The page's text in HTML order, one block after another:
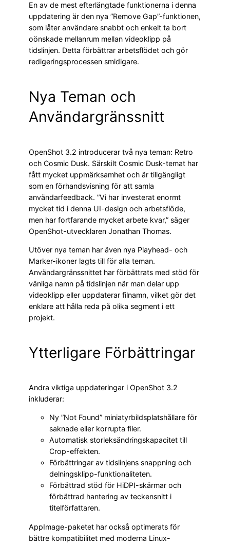
En av de mest efterlängtade funktionerna i denna
uppdatering är den nya ”Remove Gap”-funktionen,
som låter användare snabbt och enkelt ta bort
oönskade mellanrum mellan videoklipp på
tidslinjen. Detta förbättrar arbetsflödet och gör
redigeringsprocessen smidigare.
Nya Teman och
Användargränssnitt
OpenShot 3.2 introducerar två nya teman: Retro
och Cosmic Dusk. Särskilt Cosmic Dusk-temat har
fått mycket uppmärksamhet och är tillgängligt
som en förhandsvisning för att samla
användarfeedback. ”Vi har investerat enormt
mycket tid i denna UI-design och arbetsflöde,
men har fortfarande mycket arbete kvar,” säger
OpenShot-utvecklaren Jonathan Thomas.
Utöver nya teman har även nya Playhead- och
Marker-ikoner lagts till för alla teman.
Användargränssnittet har förbättrats med stöd för
vänliga namn på tidslinjen när man delar upp
videoklipp eller uppdaterar filnamn, vilket gör det
enklare att hålla reda på olika segment i ett
projekt.
Ytterligare Förbättringar
Andra viktiga uppdateringar i OpenShot 3.2
inkluderar:
Ny ”Not Found” miniatyrbildsplatshållare för
saknade eller korrupta filer.
Automatisk storleksändringskapacitet till
Crop-effekten.
Förbättringar av tidslinjens snappning och
delningsklipp-funktionaliteten.
Förbättrad stöd för HiDPI-skärmar och
förbättrad hantering av teckensnitt i
titelförfattaren.
AppImage-paketet har också optimerats för
bättre kompatibilitet med moderna Linux-